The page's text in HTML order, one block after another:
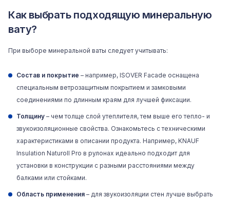
Как выбрать подходящую минеральную
вату?
При выборе минеральной ваты следует учитывать:
Состав и покрытие – например, ISOVER Facade оснащена
специальным ветрозащитным покрытием и замковыми
соединениями по длинным краям для лучшей фиксации.
Толщину – чем толще слой утеплителя, тем выше его тепло- и
звукоизоляционные свойства. Ознакомьтесь с техническими
характеристиками в описании продукта. Например, KNAUF
Insulation Naturoll Pro в рулонах идеально подходит для
установки в конструкции с разными расстояниями между
балками или стойками.
Область применения – для звукоизоляции стен лучше выбрать